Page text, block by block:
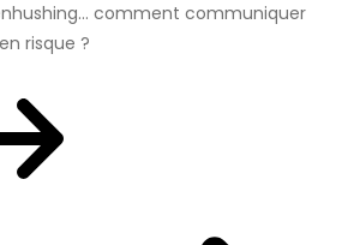
comment communiquer
risque ?